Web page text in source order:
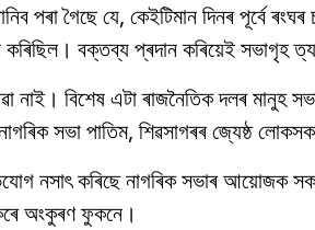
গৈছে যে, কেইটিমান দিনৰ পূৰ্বে
বক্তব্য প্ৰদান কৰিয়েই সভাগৃহ
নাই। বিশেষ এটা ৰাজনৈতিক দলৰ মানুহ
সভা পাতিম, শিৱসাগৰৰ জ্যেষ্ঠ
নসাৎ কৰিছে নাগৰিক সভাৰ আয়োজক
অংকুৰণ ফুকনে।